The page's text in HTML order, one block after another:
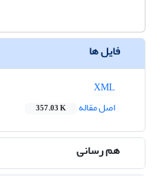
فایل ها
اصل مقاله
357.03 K
هم رسانی